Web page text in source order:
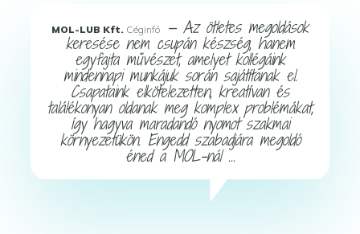
MOL-LUB Kft. Céginfó — Az ötletes megoldások
keresése nem csupán készség, hanem
egyfajta művészet, amelyet kollégáink
mindennapi munkájuk során sajátítanak el.
Csapataink elkötelezetten, kreatívan és
találékonyan oldanak meg komplex problémákat,
így hagyva maradandó nyomot szakmai
környezetükön. Engedd szabadjára megoldó
éned a MOL-nál ...